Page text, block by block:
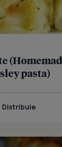
pasta)
Distribuie